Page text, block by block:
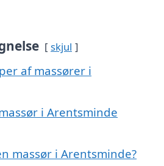
skjul
af massører i
i Arentsminde
massør i Arentsminde?